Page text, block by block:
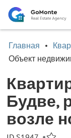
Главная
Объект
Будве,
возле